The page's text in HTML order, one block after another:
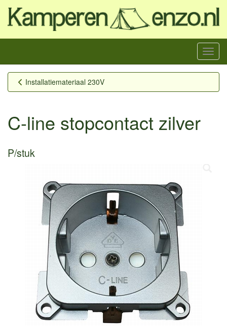
Menu
Installatiemateriaal 230V
C-line stopcontact zilver
P/stuk